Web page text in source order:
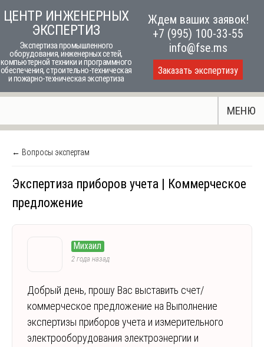
to
content
ЦЕНТР ИНЖЕНЕРНЫХ
ЭКСПЕРТИЗ
Экспертиза промышленного
оборудования, инженерных сетей,
компьютерной техники и программного
обеспечения, строительно-техническая
и пожарно-техническая экспертиза
Ждем ваших заявок!
+7 (995) 100-33-55
info@fse.ms
Заказать экспертизу
МЕНЮ
← Вопросы экспертам
Экспертиза приборов учета | Коммерческое
предложение
Михаил
2 года назад
Добрый день, прошу Вас выставить счет/
коммерческое предложение на Выполнение
экспертизы приборов учета и измерительного
электрооборудования электроэнергии и